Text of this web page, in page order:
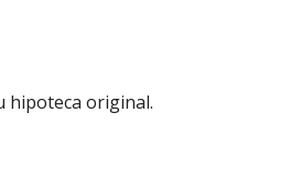
hipoteca original.